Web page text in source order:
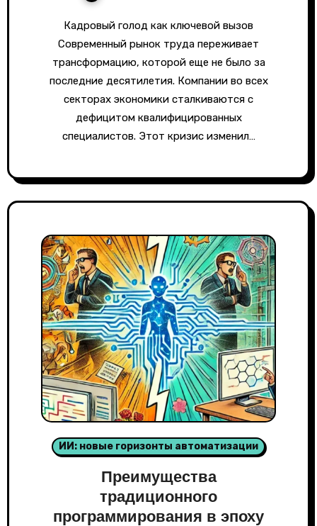
Кадровый голод как ключевой вызов
Современный рынок труда переживает
трансформацию, которой еще не было за
последние десятилетия. Компании во всех
секторах экономики сталкиваются с
дефицитом квалифицированных
специалистов. Этот кризис изменил…
ИИ: новые горизонты автоматизации
Преимущества
традиционного
программирования в эпоху